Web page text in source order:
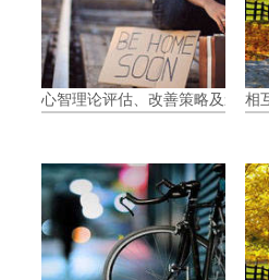
心智理论评估、改善策略及影响相